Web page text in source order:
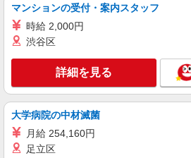
キープ
派遣社員
八丁堀駅のデイサー
人気の職場♪
時給1350円〜
通費全支給(ガソリン代
マンションの受付・案内スタッフ
時給 2,000円
渋谷区
詳細を見る
大学病院の中材滅菌
月給 254,160円
足立区